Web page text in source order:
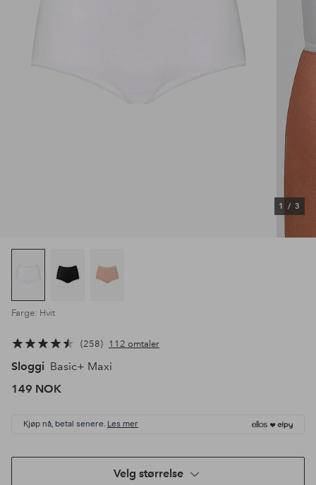
1 / 3
Farge: Hvit
258 112 omtaler
Sloggi Basic+ Maxi
149 NOK
Kjøp nå, betal senere. Les mer
Velg størrelse